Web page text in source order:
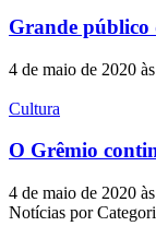
Grande público
4 de maio de 2020
Cultura
O Grêmio
4 de maio de 2020
Notícias por